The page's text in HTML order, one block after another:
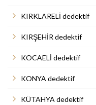
KIRKLARELİ dedektif
KIRŞEHİR dedektif
KOCAELİ dedektif
KONYA dedektif
KÜTAHYA dedektif